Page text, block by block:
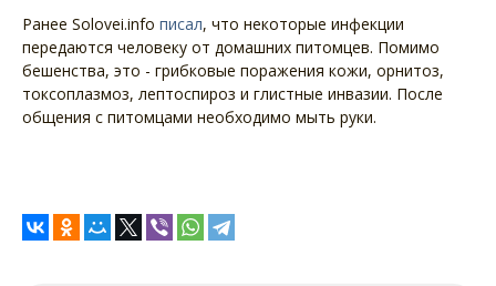
Ранее Solovei.info писал, что некоторые инфекции
передаются человеку от домашних питомцев. Помимо
бешенства, это - грибковые поражения кожи, орнитоз,
токсоплазмоз, лептоспироз и глистные инвазии. После
общения с питомцами необходимо мыть руки.